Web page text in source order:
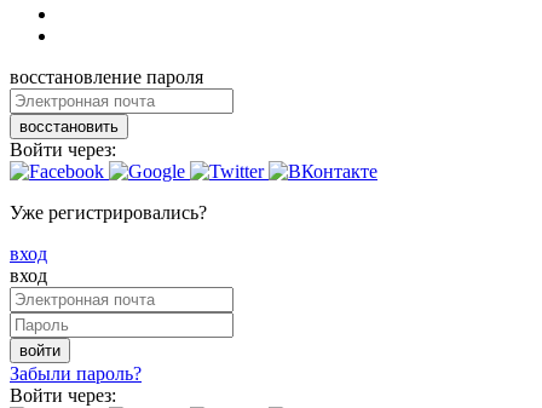
восстановление пароля
восстановить
Войти через:
Уже регистрировались?
вход
вход
войти
Забыли пароль?
Войти через: